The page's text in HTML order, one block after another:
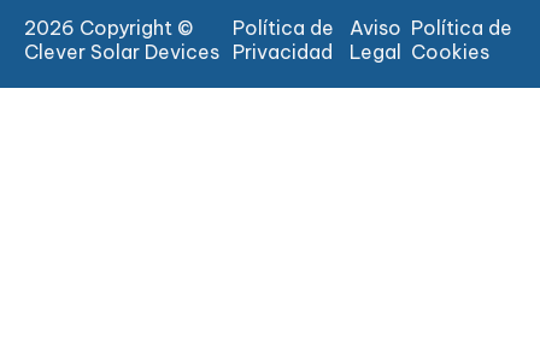
2026 Copyright ©
Clever Solar Devices
Política de
Privacidad
Aviso
Legal
Política de
Cookies